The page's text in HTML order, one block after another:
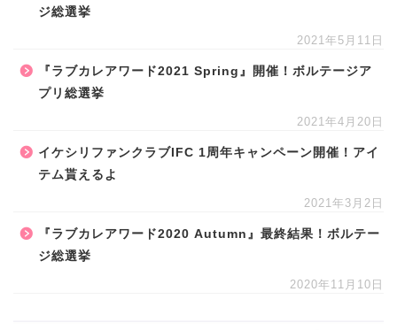
ジ総選挙
2021年5月11日
『ラブカレアワード2021 Spring』開催！ボルテージア
プリ総選挙
2021年4月20日
イケシリファンクラブIFC 1周年キャンペーン開催！アイ
テム貰えるよ
2021年3月2日
『ラブカレアワード2020 Autumn』最終結果！ボルテー
ジ総選挙
2020年11月10日